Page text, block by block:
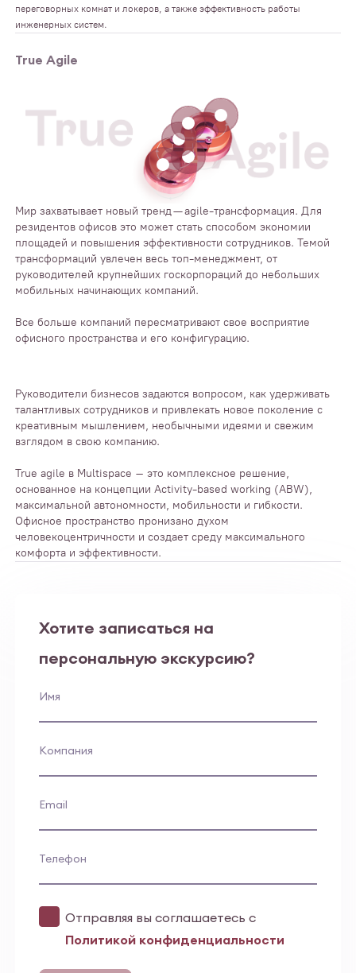
переговорных комнат и локеров, а также эффективность работы
инженерных систем.
True Agile
Мир захватывает новый тренд — agile-трансформация. Для
резидентов офисов это может стать способом экономии
площадей и повышения эффективности сотрудников. Темой
трансформаций увлечен весь топ-менеджмент, от
руководителей крупнейших госкорпораций до небольших
мобильных начинающих компаний.
Все больше компаний пересматривают свое восприятие
офисного пространства и его конфигурацию.
Руководители бизнесов задаются вопросом, как удерживать
талантливых сотрудников и привлекать новое поколение с
креативным мышлением, необычными идеями и свежим
взглядом в свою компанию.
True agile в Multispace – это комплексное решение,
основанное на концепции Activity-based working (ABW),
максимальной автономности, мобильности и гибкости.
Офисное пространство пронизано духом
человекоцентричности и создает среду максимального
комфорта и эффективности.
Хотите записаться на
персональную экскурсию?
Имя
Компания
Email
Телефон
Отправляя вы соглашаетесь с
Политикой конфиденциальности